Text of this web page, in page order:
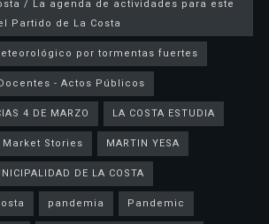
/ La agenda de actividades para este
Partido de La Costa
por tormentas fuertes
- Actos Públicos
4 DE MARZO
LA COSTA ESTUDIA
Market Stories
MARTIN YESA
DE LA COSTA
pandemia
Pandemic